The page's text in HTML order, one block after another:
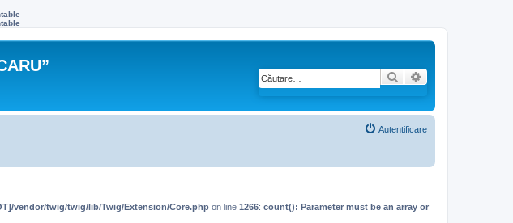
Căutare
Autentificare
vendor/twig/twig/lib/Twig/Extension/Core.php on line 1266: count(): Parameter must be an array or